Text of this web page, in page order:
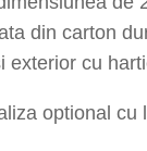
din carton
exterior cu
optional cu